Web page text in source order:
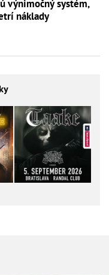
výnimočný systém,
náklady